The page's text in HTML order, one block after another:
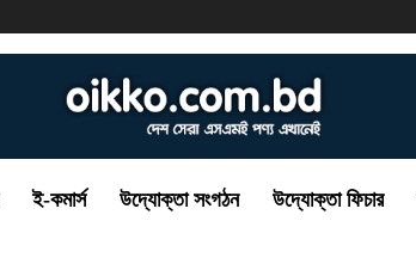
ই-কমার্স উদ্যোক্তা সংগঠন উদ্যোক্তা ফিচার